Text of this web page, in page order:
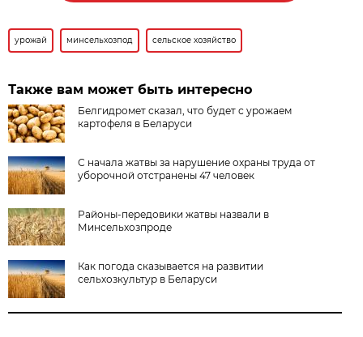
урожай минсельхозпод сельское хозяйство
Также вам может быть интересно
Белгидромет сказал, что будет с урожаем
картофеля в Беларуси
С начала жатвы за нарушение охраны труда от
уборочной отстранены 47 человек
Районы-передовики жатвы назвали в
Минсельхозпроде
Как погода сказывается на развитии
сельхозкультур в Беларуси